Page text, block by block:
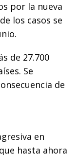
por la nueva
los casos se
de 27.700
Se
de
en
hasta ahora